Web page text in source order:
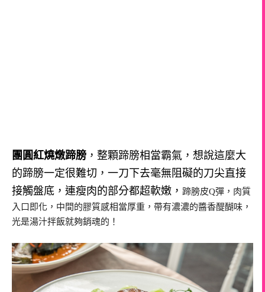
團圓紅燒燉蹄膀 ，整顆蹄膀相當霸氣，想說這麼大
的蹄膀一定很難切，一刀下去毫無阻礙的刀尖直接
接觸盤底，連瘦肉的部分都超軟嫩， 蹄膀皮Q彈，肉質
入口即化，中間的膠質感相當厚重，帶有濃濃的醬香醍醐味，
光是湯汁拌飯就夠銷魂的！